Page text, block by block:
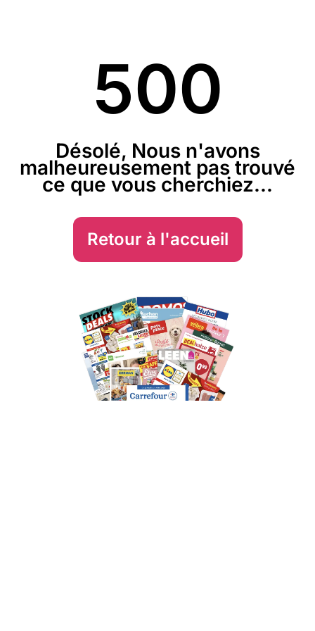
500
Désolé, Nous n'avons
malheureusement pas trouvé
ce que vous cherchiez...
Retour à l'accueil